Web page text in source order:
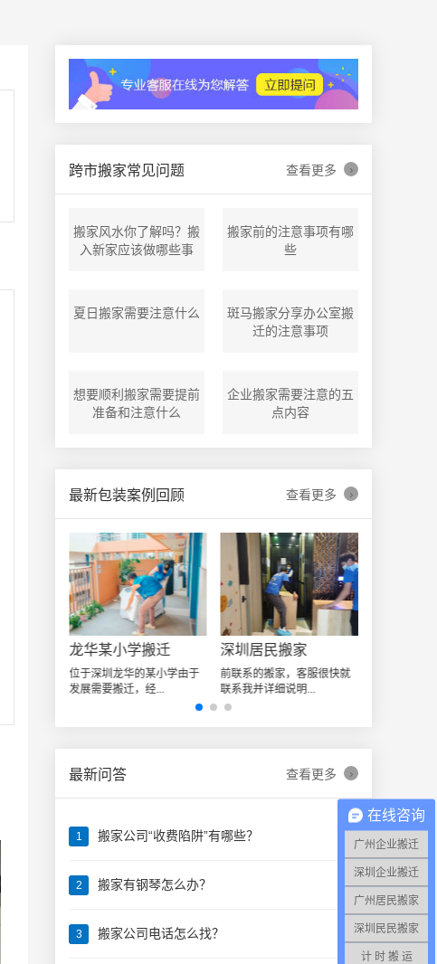
跨市搬家常见问题 查看更多 ›
搬家风水你了解吗？搬
入新家应该做哪些事
搬家前的注意事项有哪
些
夏日搬家需要注意什么
斑马搬家分享办公室搬
迁的注意事项
想要顺利搬家需要提前
准备和注意什么
企业搬家需要注意的五
点内容
最新包装案例回顾 查看更多 ›
龙华某小学搬迁
位于深圳龙华的某小学由于
发展需要搬迁，经...
深圳居民搬家
前联系的搬家，客服很快就
联系我并详细说明...
最新问答 查看更多 ›
1 搬家公司“收费陷阱”有哪些？
2 搬家有钢琴怎么办？
3 搬家公司电话怎么找？
在线咨询
广州企业搬迁
深圳企业搬迁
广州居民搬家
深圳民民搬家
计 时 搬 运